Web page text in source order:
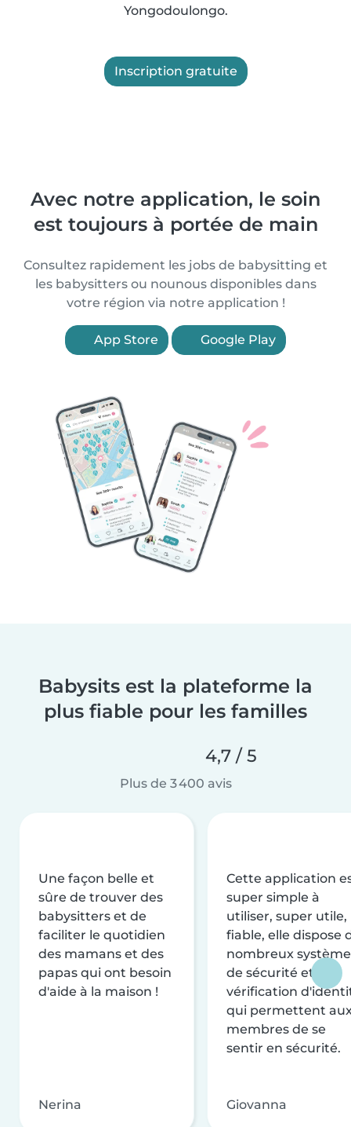
Yongodoulongo.
Inscription gratuite
Avec notre application, le soin
est toujours à portée de main
Consultez rapidement les jobs de babysitting et
les babysitters ou nounous disponibles dans
votre région via notre application !
App Store Google Play
Babysits est la plateforme la
plus fiable pour les familles
4,7 / 5
Plus de 3 400 avis
Une façon belle et
sûre de trouver des
babysitters et de
faciliter le quotidien
des mamans et des
papas qui ont besoin
d'aide à la maison !
Nerina
Cette application
super simple à
utiliser, super utile,
fiable, elle dispose
nombreux
de sécurité et de
vérification
qui permettent
membres de se
sentir en sécurité.
Giovanna